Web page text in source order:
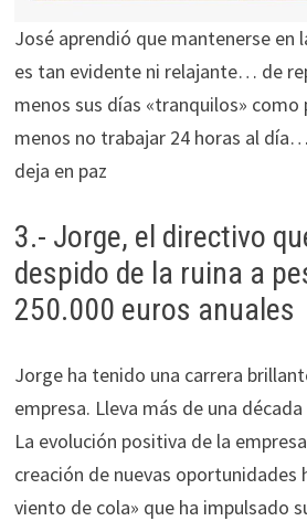
José aprendió que mantenerse en
es tan evidente ni relajante… de
menos sus días «tranquilos»
menos no trabajar 24 horas al
deja en paz
3.- Jorge, el directivo
despido de la ruina a
250.000 euros anuales
Jorge ha tenido una carrera
empresa. Lleva más de una
La evolución positiva de la
creación de nuevas oportunidades
viento de cola» que ha impulsado